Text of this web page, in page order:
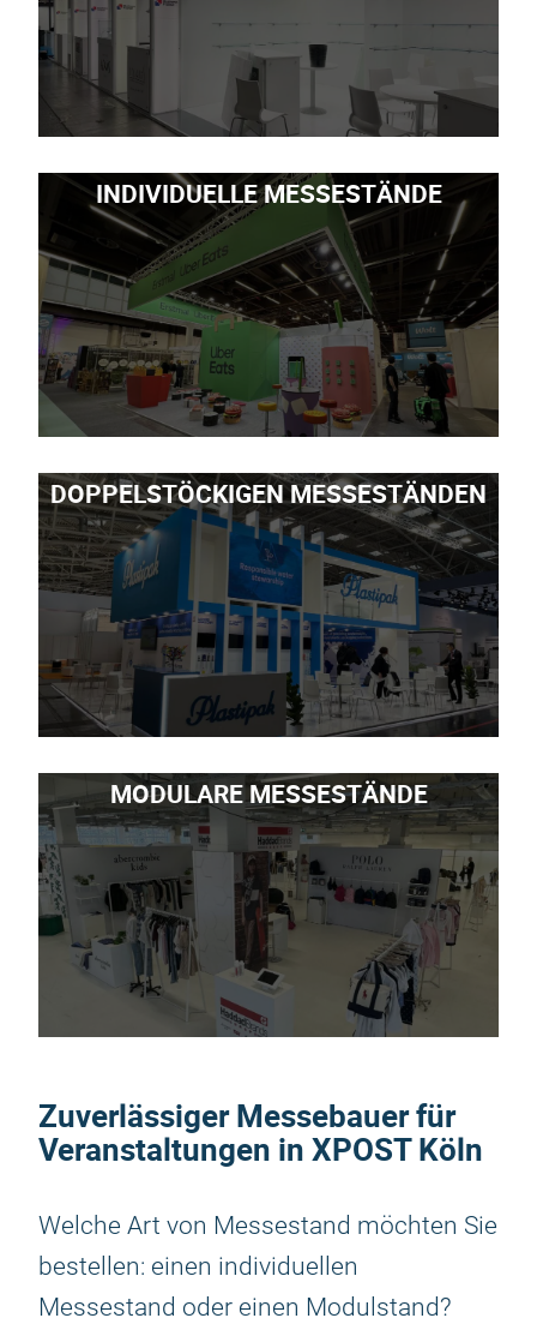
INDIVIDUELLE MESSESTÄNDE
DOPPELSTÖCKIGEN MESSESTÄNDEN
MODULARE MESSESTÄNDE
Zuverlässiger Messebauer für
Veranstaltungen in XPOST Köln
Welche Art von Messestand möchten Sie
bestellen: einen individuellen
Messestand oder einen Modulstand?